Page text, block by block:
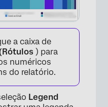
×
a caixa de
) para
numéricos
do relatório.
Legend